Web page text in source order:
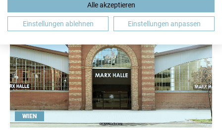
WIEN
Alle akzeptieren
Einstellungen ablehnen Einstellungen anpassen